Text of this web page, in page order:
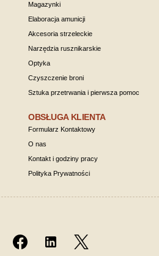
Magazynki
Elaboracja amunicji
Akcesoria strzeleckie
Narzędzia rusznikarskie
Optyka
Czyszczenie broni
Sztuka przetrwania i pierwsza pomoc
OBSŁUGA KLIENTA
Formularz Kontaktowy
O nas
Kontakt i godziny pracy
Polityka Prywatności
Instagram Facebook LinkedIn